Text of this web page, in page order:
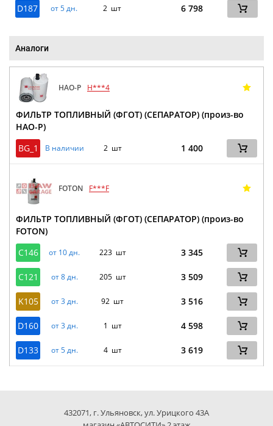
D187 от 5 дн. 2 шт 6 798
Аналоги
HAO-P H***4
ФИЛЬТР ТОПЛИВНЫЙ (ФГОТ) (СЕПАРАТОР) (произ-во
HAO-P)
BG_1
В наличии 2 шт 1 400
FOTON F***F
ФИЛЬТР ТОПЛИВНЫЙ (ФГОТ) (СЕПАРАТОР) (произ-во
FOTON)
C146
от 10 дн. 223 шт 3 345
C121 от 8 дн. 205 шт 3 509
K105 от 3 дн. 92 шт 3 516
D160 от 3 дн. 1 шт 4 598
D133 от 5 дн. 4 шт 3 619
432071, г. Ульяновск, ул. Урицкого 43А